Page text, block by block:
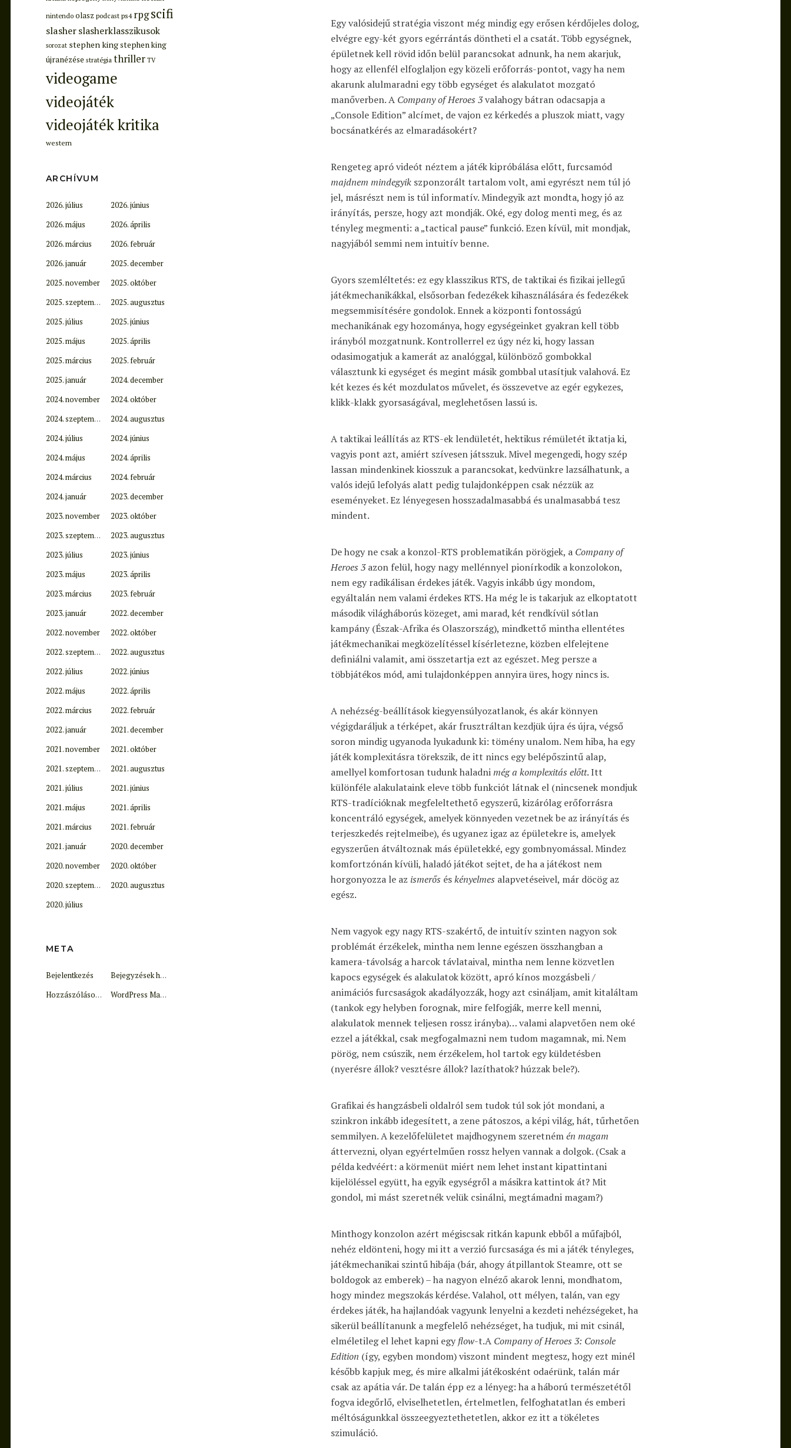
Egy valósidejű stratégia viszont még mindig egy erősen kérdőjeles dolog,
elvégre egy-két gyors egérrántás döntheti el a csatát. Több egységnek,
épületnek kell rövid időn belül parancsokat adnunk, ha nem akarjuk,
hogy az ellenfél elfoglaljon egy közeli erőforrás-pontot, vagy ha nem
akarunk alulmaradni egy több egységet és alakulatot mozgató
manőverben. A Company of Heroes 3valahogy bátran odacsapja a
„Console Edition” alcímet, de vajon ez kérkedés a pluszok miatt, vagy
bocsánatkérés az elmaradásokért?
Rengeteg apró videót néztem a játék kipróbálása előtt, furcsamód
majdnem mindegyik szponzorált tartalom volt, ami egyrészt nem túl jó
jel, másrészt nem is túl informatív. Mindegyik azt mondta, hogy jó az
irányítás, persze, hogy azt mondják. Oké, egy dolog menti meg, és az
tényleg megmenti: a „tactical pause” funkció. Ezen kívül, mit mondjak,
nagyjából semmi nem intuitív benne.
Gyors szemléltetés: ez egy klasszikus RTS, de taktikai és fizikai jellegű
játékmechanikákkal, elsősorban fedezékek kihasználására és fedezékek
megsemmisítésére gondolok. Ennek a központi fontosságú
mechanikának egy hozománya, hogy egységeinket gyakran kell több
irányból mozgatnunk. Kontrollerrel ez úgy néz ki, hogy lassan
odasimogatjuk a kamerát az analóggal, különböző gombokkal
választunk ki egységet és megint másik gombbal utasítjuk valahová. Ez
két kezes és két mozdulatos művelet, és összevetve az egér egykezes,
klikk-klakk gyorsaságával, meglehetősen lassú is.
A taktikai leállítás az RTS-ek lendületét, hektikus rémületét iktatja ki,
vagyis pont azt, amiért szívesen játsszuk. Mivel megengedi, hogy szép
lassan mindenkinek kiosszuk a parancsokat, kedvünkre lazsálhatunk, a
valós idejű lefolyás alatt pedig tulajdonképpen csak nézzük az
eseményeket. Ez lényegesen hosszadalmasabbá és unalmasabbá tesz
mindent.
De hogy ne csak a konzol-RTS problematikán pörögjek, a Company of
Heroes 3azon felül, hogy nagy mellénnyel pionírkodik a konzolokon,
nem egy radikálisan érdekes játék. Vagyis inkább úgy mondom,
egyáltalán nem valami érdekes RTS. Ha még le is takarjuk az elkoptatott
második világháborús közeget, ami marad, két rendkívül sótlan
kampány (Észak-Afrika és Olaszország), mindkettő mintha ellentétes
játékmechanikai megközelítéssel kísérletezne, közben elfelejtene
definiálni valamit, ami összetartja ezt az egészet. Meg persze a
többjátékos mód, ami tulajdonképpen annyira üres, hogy nincs is.
A nehézség-beállítások kiegyensúlyozatlanok, és akár könnyen
végigdaráljuk a térképet, akár frusztráltan kezdjük újra és újra, végső
soron mindig ugyanoda lyukadunk ki: tömény unalom. Nem hiba, ha egy
játék komplexitásra törekszik, de itt nincs egy belépőszintű alap,
amellyel komfortosan tudunk haladnimég a komplexitás előtt. Itt
különféle alakulataink eleve több funkciót látnak el (nincsenek mondjuk
RTS-tradícióknak megfeleltethető egyszerű, kizárólag erőforrásra
koncentráló egységek, amelyek könnyeden vezetnek be az irányítás és
terjeszkedés rejtelmeibe), és ugyanez igaz az épületekre is, amelyek
egyszerűen átváltoznak más épületekké, egy gombnyomással. Mindez
komfortzónán kívüli, haladó játékot sejtet, de ha a játékost nem
horgonyozza le az ismerős éskényelmes alapvetéseivel, már döcög az
egész.
Nem vagyok egy nagy RTS-szakértő, de intuitív szinten nagyon sok
problémát érzékelek, mintha nem lenne egészen összhangban a
kamera-távolság a harcok távlataival, mintha nem lenne közvetlen
kapocs egységek és alakulatok között, apró kínos mozgásbeli /
animációs furcsaságok akadályozzák, hogy azt csináljam, amit kitaláltam
(tankok egy helyben forognak, mire felfogják, merre kell menni,
alakulatok mennek teljesen rossz irányba)… valami alapvetően nem oké
ezzel a játékkal, csak megfogalmazni nem tudom magamnak, mi. Nem
pörög, nem csúszik, nem érzékelem, hol tartok egy küldetésben
(nyerésre állok? vesztésre állok? lazíthatok? húzzak bele?).
Grafikai és hangzásbeli oldalról sem tudok túl sok jót mondani, a
szinkron inkább idegesített, a zene pátoszos, a képi világ, hát, tűrhetően
semmilyen. A kezelőfelületet majdhogynem szeretnémén magam
áttervezni, olyan egyértelműen rossz helyen vannak a dolgok. (Csak a
példa kedvéért: a körmenüt miért nem lehet instant kipattintani
kijelöléssel együtt, ha egyik egységről a másikra kattintok át? Mit
gondol, mi mást szeretnék velük csinálni, megtámadni magam?)
Minthogy konzolon azért mégiscsak ritkán kapunk ebből a műfajból,
nehéz eldönteni, hogy mi itt a verzió furcsasága és mi a játék tényleges,
játékmechanikai szintű hibája (bár, ahogy átpillantok Steamre, ott se
boldogok az emberek) – ha nagyon elnéző akarok lenni, mondhatom,
hogy mindez megszokás kérdése. Valahol, ott mélyen, talán, van egy
érdekes játék, ha hajlandóak vagyunk lenyelni a kezdeti nehézségeket, ha
sikerül beállítanunk a megfelelő nehézséget, ha tudjuk, mi mit csinál,
elméletileg el lehet kapni egy flow-t.A Company of Heroes 3: Console
Edition (így, egyben mondom) viszont mindent megtesz, hogy ezt minél
később kapjuk meg, és mire alkalmi játékosként odaérünk, talán már
csak az apátia vár. De talán épp ez a lényeg: ha a háború természetétől
fogva idegőrlő, elviselhetetlen, értelmetlen, felfoghatatlan és emberi
méltóságunkkal összeegyeztethetetlen, akkor ez itt a tökéletes
szimuláció.
nintendo olasz podcast ps4 rpgscifi
slasherslasherklasszikusok
sorozat stephen kingstephen king
újranézése stratégia thriller TV
videogame
videojáték
videojáték kritika
western
ARCHÍVUM
2026. július
2026. június
2026. május
2026. április
2026. március
2026. február
2026. január
2025. december
2025. november
2025. október
2025. szeptember
2025. augusztus
2025. július
2025. június
2025. május
2025. április
2025. március
2025. február
2025. január
2024. december
2024. november
2024. október
2024. szeptember
2024. augusztus
2024. július
2024. június
2024. május
2024. április
2024. március
2024. február
2024. január
2023. december
2023. november
2023. október
2023. szeptember
2023. augusztus
2023. július
2023. június
2023. május
2023. április
2023. március
2023. február
2023. január
2022. december
2022. november
2022. október
2022. szeptember
2022. augusztus
2022. július
2022. június
2022. május
2022. április
2022. március
2022. február
2022. január
2021. december
2021. november
2021. október
2021. szeptember
2021. augusztus
2021. július
2021. június
2021. május
2021. április
2021. március
2021. február
2021. január
2020. december
2020. november
2020. október
2020. szeptember
2020. augusztus
2020. július
META
Bejelentkezés
Bejegyzések hírcsatorna
Hozzászólások hírcsatorna
WordPress Magyarország